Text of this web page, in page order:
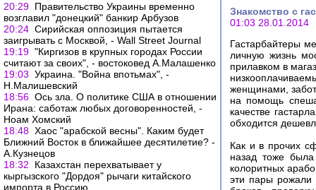
20:29 Правительство Украины временно
возглавил "донецкий" банкир Арбузов
20:24 Сирийская оппозиция пытается
заигрывать с Москвой, - Wall Street Journal
19:19 "Киргизов в крупных городах России
считают за своих", - востоковед А.Малашенко
19:03 Украина. "Война впотьмах", -
Н.Малишевский
18:56 Ось зла. О политике США в отношении
Ирана: саботаж любых договоренностей, -
Ноам Хомский
18:48 Хаос "арабской весны". Каким будет
Ближний Восток в ближайшее десятилетие? -
А.Кузнецов
18:32
Казахстан перехватывает у
кыргызского "Дордоя" рычаги китайского
импорта в Россию
Знакомство с
01:03 28.01.2014
Гастарбайтеры
личную жизнь
прилавком в
женщинами,
на помощь
качестве
обходится
Как и в прочих
назад тоже
колоритных
эти пары рожали